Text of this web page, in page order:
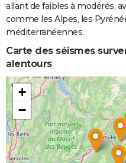
allant de faibles à modérés,
comme les Alpes, les
méditerranéennes.
Carte des séismes
alentours
+
−